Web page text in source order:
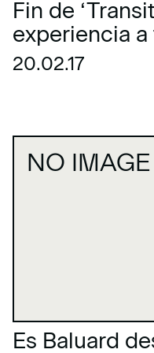
Fin de
experiencia
objetos’
20.02.17
NO IMAGE
Es Baluard